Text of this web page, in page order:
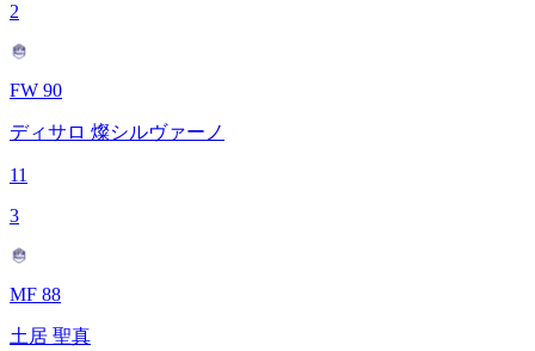
2
FW 90
ディサロ 燦シルヴァーノ
11
3
MF 88
土居 聖真